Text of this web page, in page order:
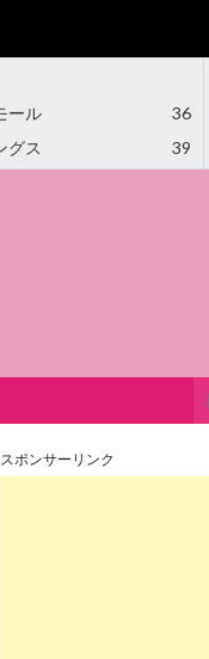
ール
36
グス
39
スポンサーリンク